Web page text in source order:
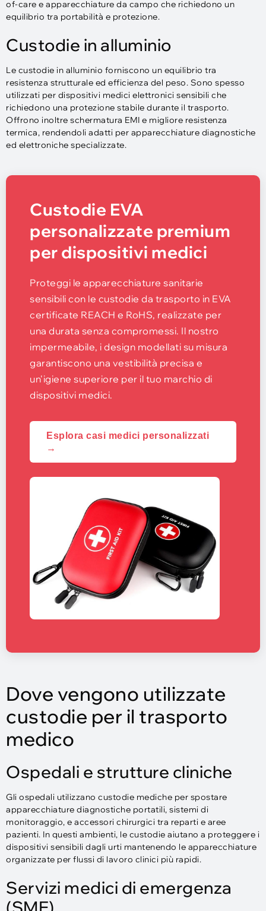
of-care e apparecchiature da campo che richiedono un
equilibrio tra portabilità e protezione.
Custodie in alluminio
Le custodie in alluminio forniscono un equilibrio tra
resistenza strutturale ed efficienza del peso. Sono spesso
utilizzati per dispositivi medici elettronici sensibili che
richiedono una protezione stabile durante il trasporto.
Offrono inoltre schermatura EMI e migliore resistenza
termica, rendendoli adatti per apparecchiature diagnostiche
ed elettroniche specializzate.
Custodie EVA
personalizzate premium
per dispositivi medici
Proteggi le apparecchiature sanitarie
sensibili con le custodie da trasporto in EVA
certificate REACH e RoHS, realizzate per
una durata senza compromessi. Il nostro
impermeabile, i design modellati su misura
garantiscono una vestibilità precisa e
un'igiene superiore per il tuo marchio di
dispositivi medici.
Esplora casi medici personalizzati
→
Dove vengono utilizzate
custodie per il trasporto
medico
Ospedali e strutture cliniche
Gli ospedali utilizzano custodie mediche per spostare
apparecchiature diagnostiche portatili, sistemi di
monitoraggio, e accessori chirurgici tra reparti e aree
pazienti. In questi ambienti, le custodie aiutano a proteggere i
dispositivi sensibili dagli urti mantenendo le apparecchiature
organizzate per flussi di lavoro clinici più rapidi.
Servizi medici di emergenza